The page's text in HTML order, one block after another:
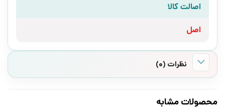
اصالت کالا
اصل
نظرات (0)
محصولات مشابه